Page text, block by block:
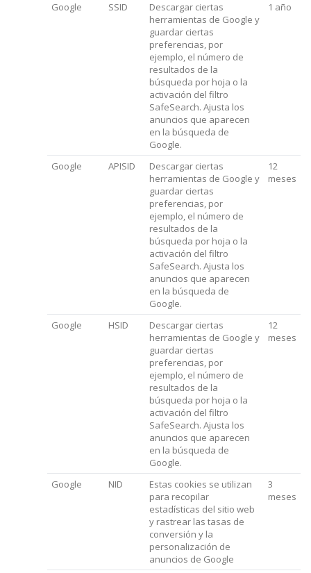
Google SSID
Descargar ciertas
herramientas de Google y
guardar ciertas
preferencias, por
ejemplo, el número de
resultados de la
búsqueda por hoja o la
activación del filtro
SafeSearch. Ajusta los
anuncios que aparecen
en la búsqueda de
Google.
1 año
Google APISID
Descargar ciertas
herramientas de Google y
guardar ciertas
preferencias, por
ejemplo, el número de
resultados de la
búsqueda por hoja o la
activación del filtro
SafeSearch. Ajusta los
anuncios que aparecen
en la búsqueda de
Google.
12
meses
Google HSID
Descargar ciertas
herramientas de Google y
guardar ciertas
preferencias, por
ejemplo, el número de
resultados de la
búsqueda por hoja o la
activación del filtro
SafeSearch. Ajusta los
anuncios que aparecen
en la búsqueda de
Google.
12
meses
Google NID
Estas cookies se utilizan
para recopilar
estadísticas del sitio web
y rastrear las tasas de
conversión y la
personalización de
anuncios de Google
3
meses